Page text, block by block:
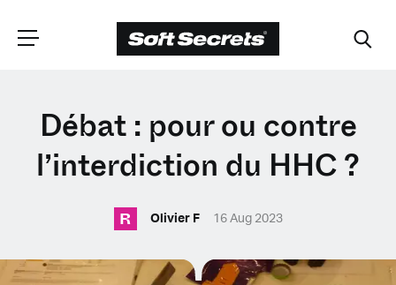
CHOISISSEZ VOTRE
EMPLACEMENT
English (United Kingdom)
Débat : pour ou contre
l’interdiction du HHC ?
R Olivier F 16 Aug 2023